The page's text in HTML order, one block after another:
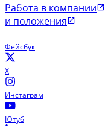
Работа в компании
и положения
Фейсбук
X
Инстаграм
Ютуб